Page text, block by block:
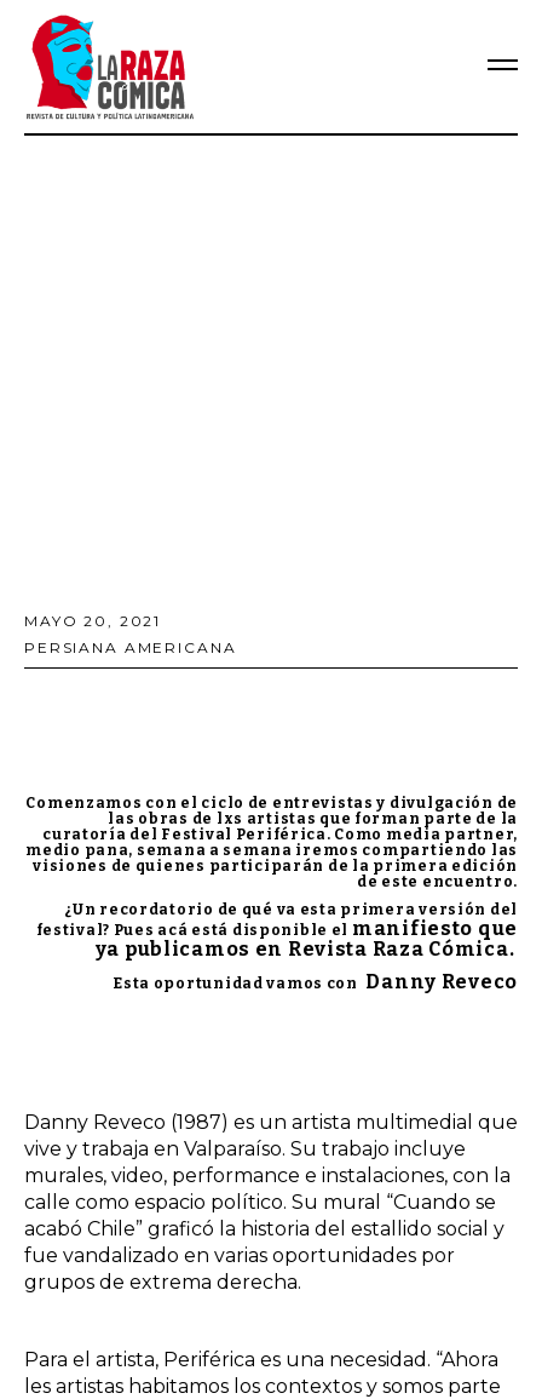
MAYO 20, 2021
PERSIANA AMERICANA
Comenzamos con el ciclo de entrevistas y divulgación de
las obras de lxs artistas que forman parte de la
curatoría del Festival Periférica. Como media partner,
medio pana, semana a semana iremos compartiendo las
visiones de quienes participarán de la primera edición
de este encuentro.
¿Un recordatorio de qué va esta primera versión del
festival? Pues acá está disponible el manifiesto que
ya publicamos en Revista Raza Cómica.
Esta oportunidad vamos con Danny Reveco
Danny Reveco (1987) es un artista multimedial que
vive y trabaja en Valparaíso. Su trabajo incluye
murales, video, performance e instalaciones, con la
calle como espacio político. Su mural “Cuando se
acabó Chile” graficó la historia del estallido social y
fue vandalizado en varias oportunidades por
grupos de extrema derecha.
Para el artista, Periférica es una necesidad. “Ahora
les artistas habitamos los contextos y somos parte